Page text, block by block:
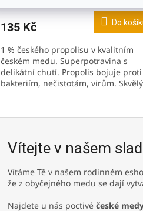
135 Kč Do
1 % českého propolisu v kvalitním
českém medu. Superpotravina s
delikátní chutí. Propolis bojuje proti
bakteriím, nečistotám, virům. Skvělý
Vítejte v našem
Vítáme Tě v našem rodinném
že z obyčejného medu se dají
Najdete u nás poctivé české